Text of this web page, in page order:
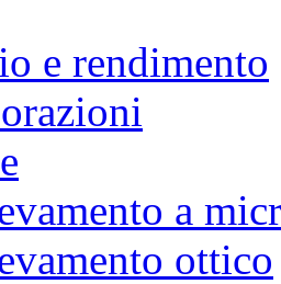
e rendimento
a
ottico